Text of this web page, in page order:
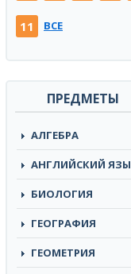
11 ВСЕ
ПРЕДМЕТЫ
АЛГЕБРА
АНГЛИЙСКИЙ
БИОЛОГИЯ
ГЕОГРАФИЯ
ГЕОМЕТРИЯ